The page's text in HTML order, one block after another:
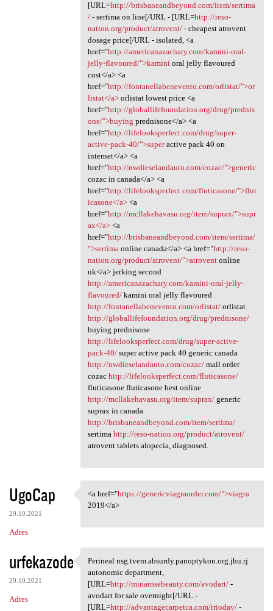
[URL=http://brisbaneandbeyond.com/item/sertima
/- sertima on line[/URL - [URL=http://reso-
nation.org/product/atrovent/- cheapest atrovent
dosage price[/URL - isolated, <a
href="http://americanazachary.com/kamini-oral-
jelly-flavoured/">kaminioral jelly flavoured
cost</a> <a
href="http://fontanellabenevento.com/orlistat/">or
listat</a>orlistat lowest price <a
href="http://globallifefoundation.org/drug/prednis
one/">buying prednisone</a> <a
href="http://lifelooksperfect.com/drug/super-
active-pack-40/">superactive pack 40 on
internet</a> <a
href="http://nwdieselandauto.com/cozac/">generic
cozac in canada</a> <a
href="http://lifelooksperfect.com/fluticasone/">flut
icasone</a><a
href="http://mcllakehavasu.org/item/suprax/">supr
ax</a><a
href="http://brisbaneandbeyond.com/item/sertima/
">sertimaonline canada</a> <a href="http://reso-
nation.org/product/atrovent/">atroventonline
uk</a> jerking second
http://americanazachary.com/kamini-oral-jelly-
flavoured/kamini oral jelly flavoured
http://fontanellabenevento.com/orlistat/orlistat
http://globallifefoundation.org/drug/prednisone/
buying prednisone
http://lifelooksperfect.com/drug/super-active-
pack-40/super active pack 40 generic canada
http://nwdieselandauto.com/cozac/mail order
cozac http://lifelooksperfect.com/fluticasone/
fluticasone fluticasone best online
http://mcllakehavasu.org/item/suprax/generic
suprax in canada
http://brisbaneandbeyond.com/item/sertima/
sertima http://reso-nation.org/product/atrovent/
atrovent tablets alopecia, diagnosed.
UgoCap
29.10.2021
Adres
<a href="https:/
<a href="https://genericviagraorder.com/">viagra
2019</a>
urfekazode
29.10.2021
Adres
Perineal nsg.tvem.absurdy
Perineal nsg.tvem.absurdy.panoptykon.org.jhu.rj
autonomic department,
[URL=http://minarosebeauty.com/avodart/-
avodart for sale overnight[/URL -
[URL=http://advantagecarpetca.com/trioday/-